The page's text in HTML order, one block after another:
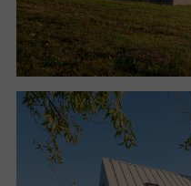
je záměrně tmavý,
v zemi. Následný
silnějším zážitkem z
kontrastem s
Architekt se při návrhu
všechno, vyber si tedy,